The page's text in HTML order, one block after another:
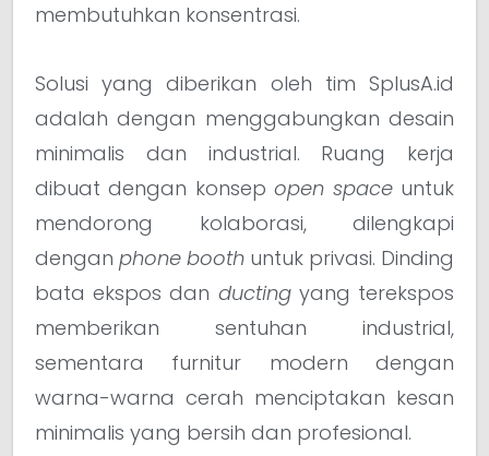
membutuhkan konsentrasi.
Solusi yang diberikan oleh tim SplusA.id
adalah dengan menggabungkan desain
minimalis dan industrial. Ruang kerja
dibuat dengan konsepopen spaceuntuk
mendorong kolaborasi, dilengkapi
dengan phone booth untuk privasi. Dinding
bata ekspos dan ductingyang terekspos
memberikan sentuhan industrial,
sementara furnitur modern dengan
warna-warna cerah menciptakan kesan
minimalis yang bersih dan profesional.